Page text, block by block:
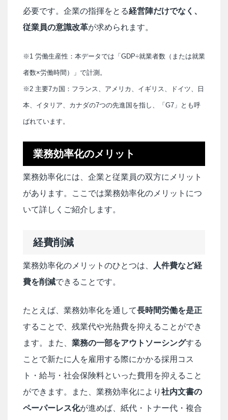
必要です。企業の指揮をとる経営陣だけでなく、
従業員の意識改革が求められます。
※1 労働生産性：本データでは「GDP÷就業者数（または就業
者数×労働時間）」で計測。
※2 主要7カ国：フランス、アメリカ、イギリス、ドイツ、日
本、イタリア、カナダの7つの先進国を指し、「G7」とも呼
ばれています。
業務効率化のメリット
業務効率化には、企業と従業員の双方にメリット
があります。ここでは業務効率化のメリットにつ
いて詳しくご紹介します。
経費削減
業務効率化のメリットのひとつは、
人件費など経
費を削減できることです。
たとえば、業務効率化を通して長時間労働を是正
することで、残業代や光熱費を抑えることができ
ます。また、 業務の一部をアウトソーシングする
ことで新たに人を雇用する際にかかる採用コス
ト・給与・社会保険料といった費用を抑えること
ができます。また、業務効率化により 社内文書の
ペーパーレス化が進めば、紙代・トナー代・複合